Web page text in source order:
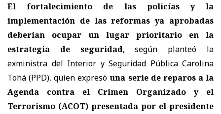
El fortalecimiento de las policías y la
implementación de las reformas ya aprobadas
deberían ocupar un lugar prioritario en la
estrategia de seguridad, según planteó la
exministra del Interior y Seguridad Pública Carolina
Tohá (PPD), quien expresóuna serie de reparos a la
Agenda contra el Crimen Organizado y el
Terrorismo (ACOT) presentada por el presidente